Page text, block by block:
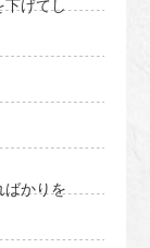
下げてし
ばかりを